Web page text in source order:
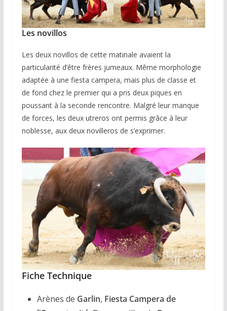
Les novillos
Les deux novillos de cette matinale avaient la
particularité d’être frères jumeaux. Même morphologie
adaptée à une fiesta campera, mais plus de classe et
de fond chez le premier qui a pris deux piques en
poussant à la seconde rencontre. Malgré leur manque
de forces, les deux utreros ont permis grâce à leur
noblesse, aux deux novilleros de s’exprimer.
Fiche Technique
Arènes de Garlin, Fiesta Campera de